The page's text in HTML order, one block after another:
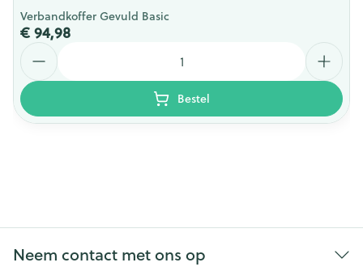
Verbandkoffer Gevuld Basic
€ 94,98
Bestel
Neem contact met ons op